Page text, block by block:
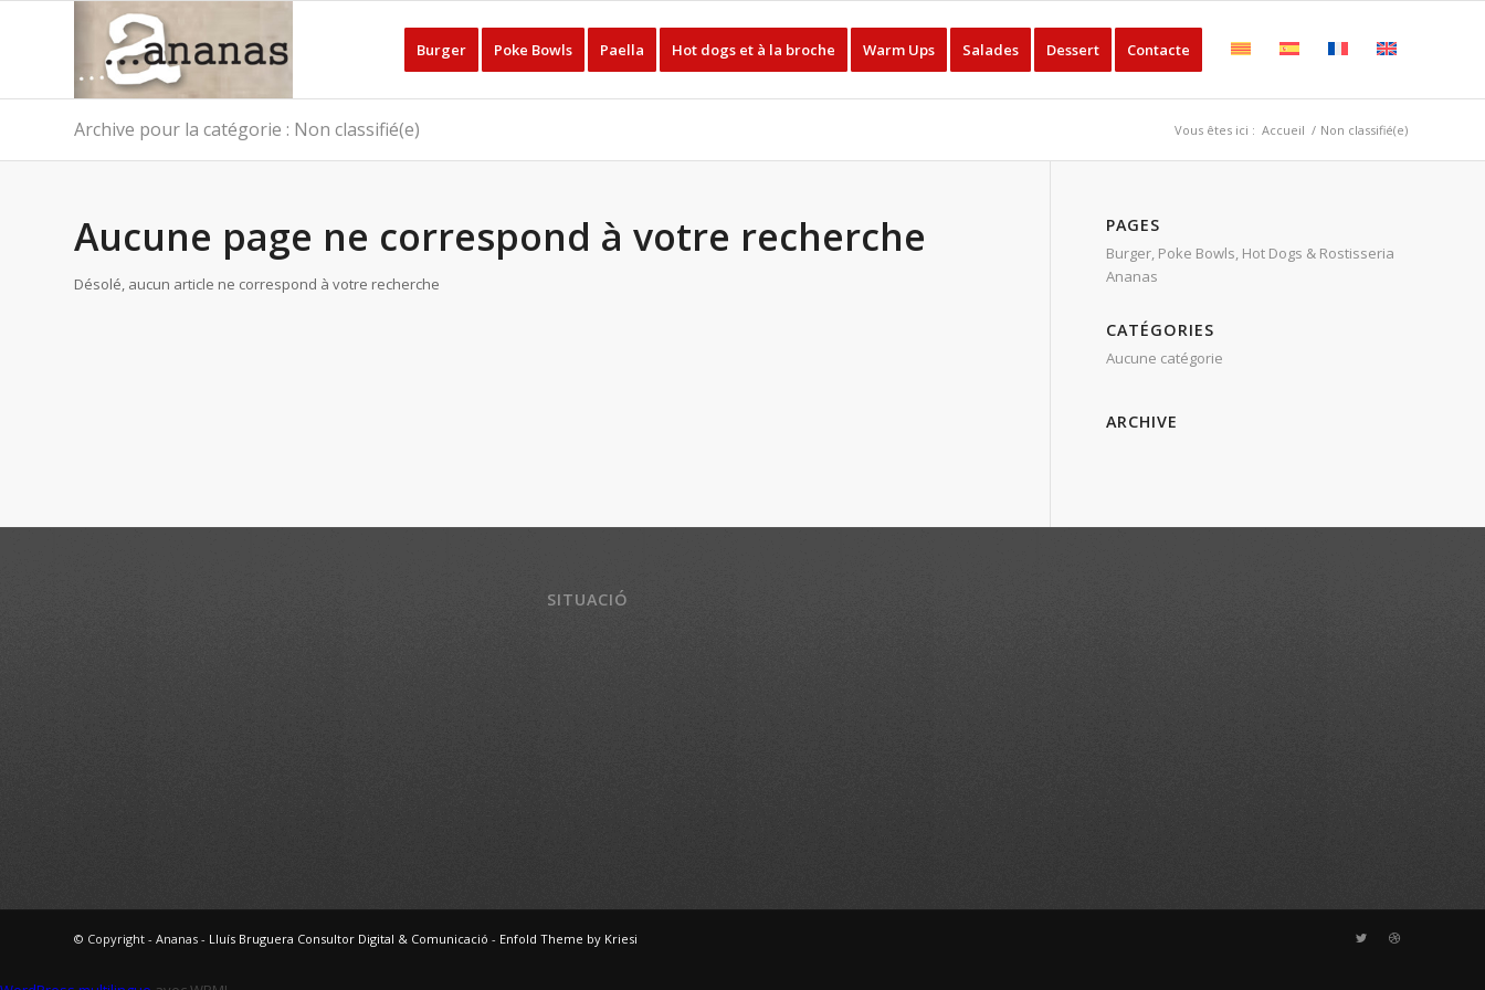
Burger Poke Bowls Paella Hot dogs et à la broche Warm Ups Salades Dessert Contacte
Archive pour la catégorie : Non classifié(e) Vous êtes ici : Accueil / Non classifié(e)
Aucune page ne correspond à votre recherche
Désolé, aucun article ne correspond à votre recherche
PAGES
Burger, Poke Bowls, Hot Dogs & Rostisseria
Ananas
CATÉGORIES
Aucune catégorie
ARCHIVE
SITUACIÓ
© Copyright - Ananas - Lluís Bruguera Consultor Digital & Comunicació - Enfold Theme by Kriesi